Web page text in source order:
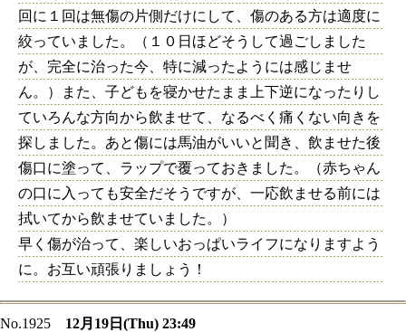
回に１回は無傷の片側だけにして、傷のある方は適度に
絞っていました。（１０日ほどそうして過ごしました
が、完全に治った今、特に減ったようには感じませ
ん。）また、子どもを寝かせたまま上下逆になったりし
ていろんな方向から飲ませて、なるべく痛くない向きを
探しました。あと傷には馬油がいいと聞き、飲ませた後
傷口に塗って、ラップで覆っておきました。（赤ちゃん
の口に入っても安全だそうですが、一応飲ませる前には
拭いてから飲ませていました。）
早く傷が治って、楽しいおっぱいライフになりますよう
に。お互い頑張りましょう！
No.1925
12月19日(Thu) 23:49